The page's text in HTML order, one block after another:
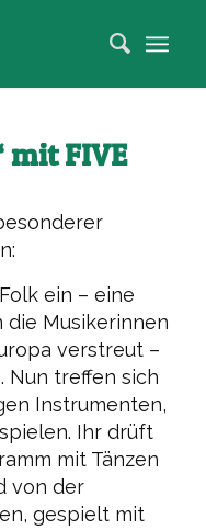
mit FIVE
ein – eine
Musikerinnen
verstreut –
Nun treffen sich
Instrumenten,
Ihr drüft
mit Tänzen
von der
gespielt mit